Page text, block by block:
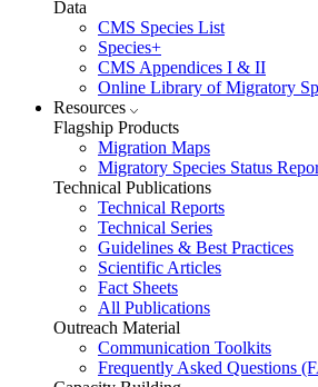
Data
CMS Species List
Species+
CMS Appendices I & II
Online Library of Migratory
Resources
Flagship Products
Migration Maps
Migratory Species Status
Technical Publications
Technical Reports
Technical Series
Guidelines & Best Practices
Scientific Articles
Fact Sheets
All Publications
Outreach Material
Communication Toolkits
Frequently Asked Questions